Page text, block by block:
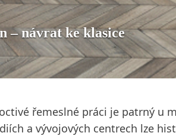
– návrat ke klasice
řemeslné práci je patrný u
a vývojových centrech lze